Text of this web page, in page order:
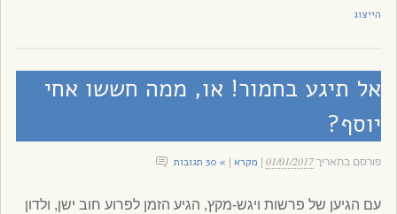
הייצוג
אל תיגע בחמור! או, ממה חששו אחי
יוסף?
פורסם בתאריך01/01/2017 מקרא » 30 תגובות
עם הגיען של פרשות ויגש-מקץ, הגיע הזמן לפרוע חוב ישן, ולדון